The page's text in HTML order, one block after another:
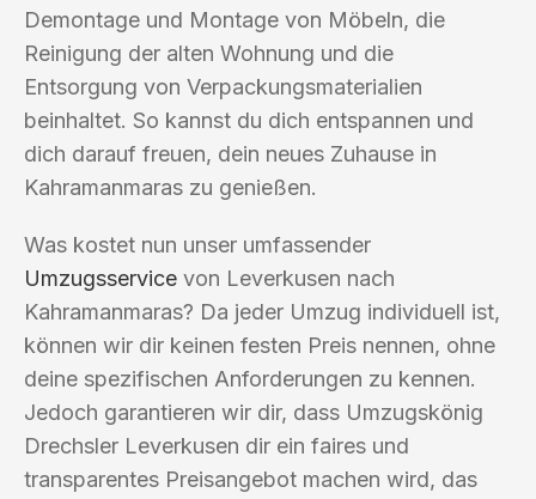
Demontage und Montage von Möbeln, die
Reinigung der alten Wohnung und die
Entsorgung von Verpackungsmaterialien
beinhaltet. So kannst du dich entspannen und
dich darauf freuen, dein neues Zuhause in
Kahramanmaras zu genießen.
Was kostet nun unser umfassender
Umzugsservice von Leverkusen nach
Kahramanmaras? Da jeder Umzug individuell ist,
können wir dir keinen festen Preis nennen, ohne
deine spezifischen Anforderungen zu kennen.
Jedoch garantieren wir dir, dass Umzugskönig
Drechsler Leverkusen dir ein faires und
transparentes Preisangebot machen wird, das